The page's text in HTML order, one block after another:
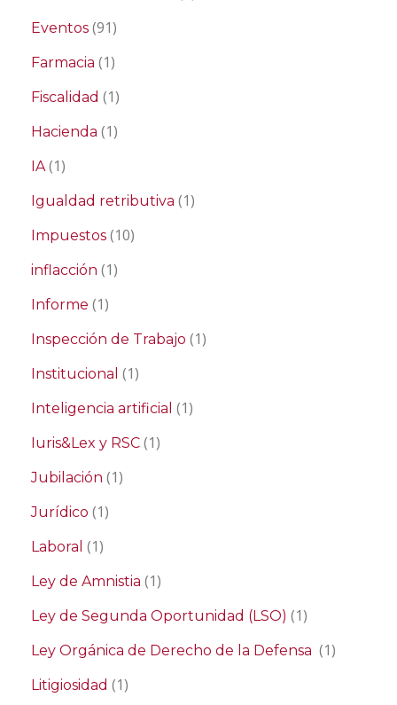
Eventos (91)
Farmacia (1)
Fiscalidad (1)
Hacienda (1)
IA(1)
Igualdad retributiva (1)
Impuestos (10)
inflacción (1)
Informe (1)
Inspección de Trabajo (1)
Institucional (1)
Inteligencia artificial (1)
Iuris&Lex y RSC (1)
Jubilación (1)
Jurídico (1)
Laboral (1)
Ley de Amnistia (1)
Ley de Segunda Oportunidad (LSO) (1)
Ley Orgánica de Derecho de la Defensa (1)
Litigiosidad (1)